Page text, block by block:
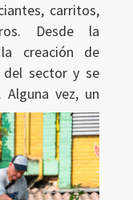
carritos,
Desde la
creación de
sector y se
Alguna vez, un